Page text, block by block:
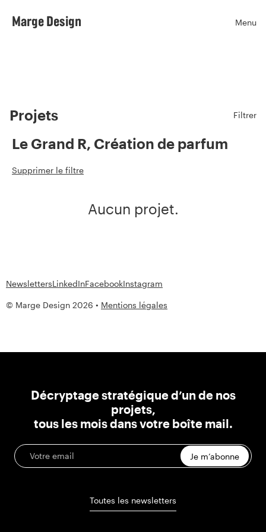
Marge Design Menu
Projets Filtrer
Le Grand R, Création de parfum
Supprimer le filtre
Aucun projet.
© Marge Design 2026 • Mentions légales
NewslettersLinkedInFacebookInstagram
Décryptage stratégique d’un de nos
projets,
tous les mois dans votre boîte mail.
Je m’abonne
Toutes les newsletters